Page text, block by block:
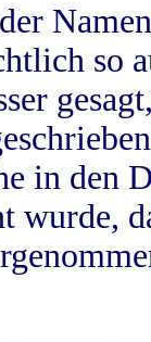
so
in
wurde,